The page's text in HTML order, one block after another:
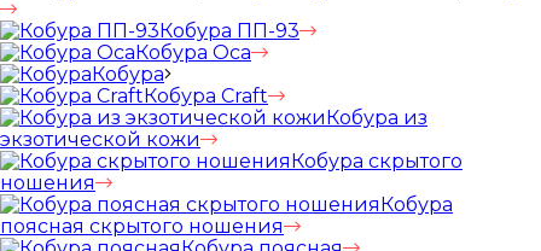
Кобура ПП-93
Кобура Оса
Кобура
Кобура Craft
Кобура из
экзотической кожи
Кобура скрытого
ношения
Кобура
поясная скрытого ношения